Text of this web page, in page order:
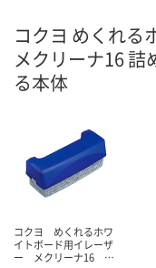
コクヨ めくれる
メクリーナ16 詰
る本体
コクヨ めくれるホワ
イトボード用イレーザ
ー メクリーナ16 …